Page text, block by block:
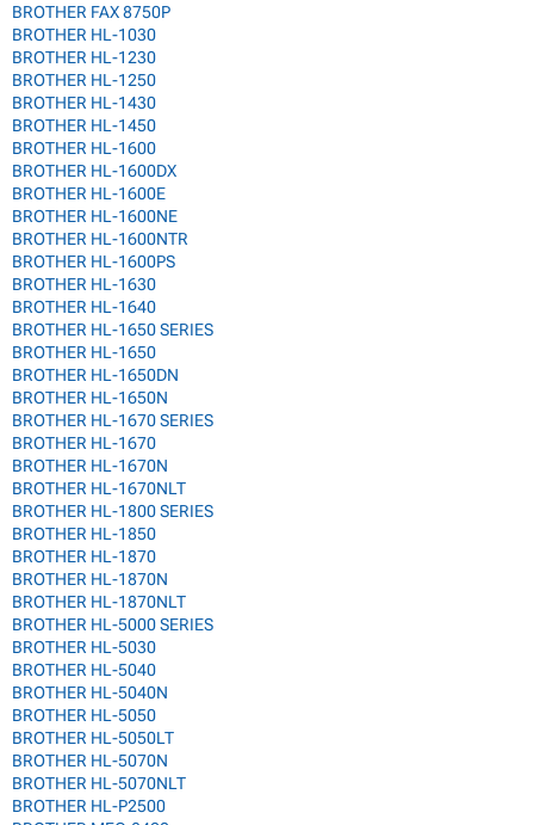
BROTHER FAX 8750P
BROTHER HL-1030
BROTHER HL-1230
BROTHER HL-1250
BROTHER HL-1430
BROTHER HL-1450
BROTHER HL-1600
BROTHER HL-1600DX
BROTHER HL-1600E
BROTHER HL-1600NE
BROTHER HL-1600NTR
BROTHER HL-1600PS
BROTHER HL-1630
BROTHER HL-1640
BROTHER HL-1650 SERIES
BROTHER HL-1650
BROTHER HL-1650DN
BROTHER HL-1650N
BROTHER HL-1670 SERIES
BROTHER HL-1670
BROTHER HL-1670N
BROTHER HL-1670NLT
BROTHER HL-1800 SERIES
BROTHER HL-1850
BROTHER HL-1870
BROTHER HL-1870N
BROTHER HL-1870NLT
BROTHER HL-5000 SERIES
BROTHER HL-5030
BROTHER HL-5040
BROTHER HL-5040N
BROTHER HL-5050
BROTHER HL-5050LT
BROTHER HL-5070N
BROTHER HL-5070NLT
BROTHER HL-P2500